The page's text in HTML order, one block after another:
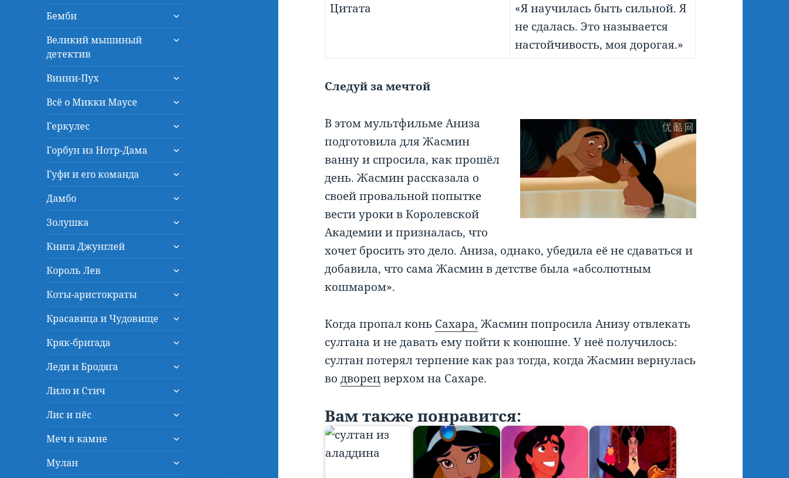
меню
Бемби
раскрыть
меню
Великий мышиный
детектив
раскрыть
Винни-Пух
раскрыть
меню
Всё о Микки Маусе
раскрыть
меню
Геркулес
раскрыть
меню
Горбун из Нотр-Дама
раскрыть
меню
Гуфи и его команда
раскрыть
меню
Дамбо
раскрыть
меню
Золушка
раскрыть
меню
Книга Джунглей
раскрыть
меню
Король Лев
раскрыть
меню
Коты-аристократы
раскрыть
меню
Красавица и Чудовище
раскрыть
меню
Кряк-бригада
раскрыть
меню
Леди и Бродяга
раскрыть
меню
Лило и Стич
раскрыть
меню
Лис и пёс
раскрыть
меню
Меч в камне
раскрыть
меню
Мулан
раскрыть
Цитата
«Я научилась быть сильной. Я
не сдалась. Это называется
настойчивость, моя дорогая.»
Следуй за мечтой
В этом мультфильме Аниза
подготовила для Жасмин
ванну и спросила, как прошёл
день. Жасмин рассказала о
своей провальной попытке
вести уроки в Королевской
Академии и призналась, что
хочет бросить это дело. Аниза, однако, убедила её не сдаваться и
добавила, что сама Жасмин в детстве была «абсолютным
кошмаром».
Когда пропал конь Сахара, Жасмин попросила Анизу отвлекать
султана и не давать ему пойти к конюшне. У неё получилось:
султан потерял терпение как раз тогда, когда Жасмин вернулась
водворецверхом на Сахаре.
Вам также понравится: